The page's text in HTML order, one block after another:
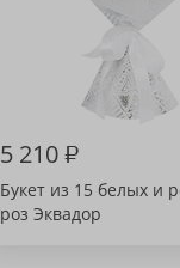
5 210₽
Букет из 15 белых и
роз Эквадор